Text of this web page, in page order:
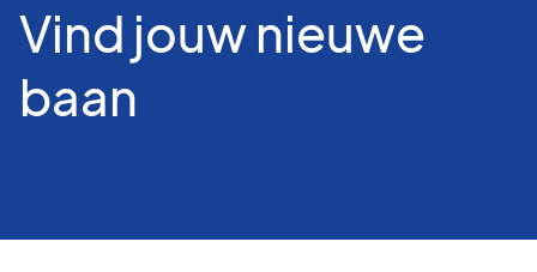
Vind jouw nieuwe
baan